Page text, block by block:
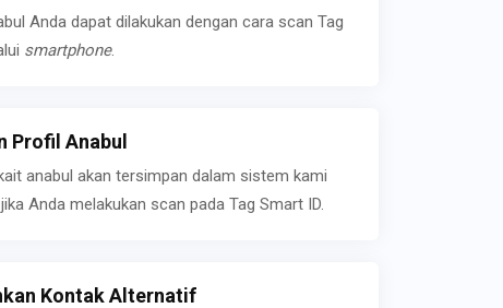
Anda dapat dilakukan dengan cara scan Tag
smartphone.
Profil Anabul
anabul akan tersimpan dalam sistem kami
Anda melakukan scan pada Tag Smart ID.
Kontak Alternatif